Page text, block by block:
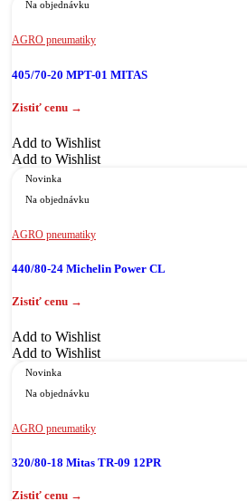
Na objednávku
AGRO pneumatiky
405/70-20 MPT-01 MITAS
Add to Wishlist
Add to Wishlist
Novinka
Na objednávku
AGRO pneumatiky
440/80-24 Michelin Power CL
Add to Wishlist
Add to Wishlist
Novinka
Na objednávku
AGRO pneumatiky
320/80-18 Mitas TR-09 12PR